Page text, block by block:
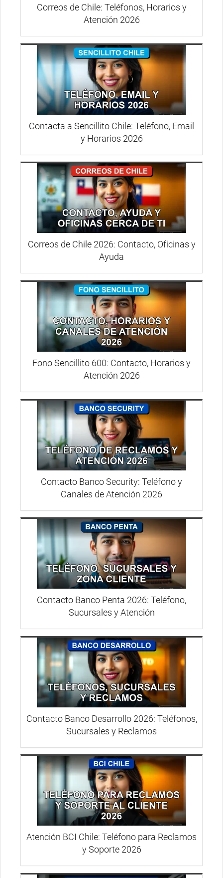
Correos de Chile: Teléfonos, Horarios y
Atención 2026
Contacta a Sencillito Chile: Teléfono, Email
y Horarios 2026
Correos de Chile 2026: Contacto, Oficinas y
Ayuda
Fono Sencillito 600: Contacto, Horarios y
Atención 2026
Contacto Banco Security: Teléfono y
Canales de Atención 2026
Contacto Banco Penta 2026: Teléfono,
Sucursales y Atención
Contacto Banco Desarrollo 2026: Teléfonos,
Sucursales y Reclamos
Atención BCI Chile: Teléfono para Reclamos
y Soporte 2026